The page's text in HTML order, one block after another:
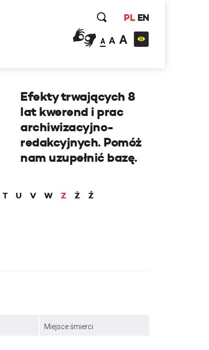
PL EN
A A A
Efekty trwających 8
lat kwerend i prac
archiwizacyjno-
redakcyjnych. Pomóż
nam uzupełnić bazę.
T U V W Z Ż
Ź
Miejsce śmierci